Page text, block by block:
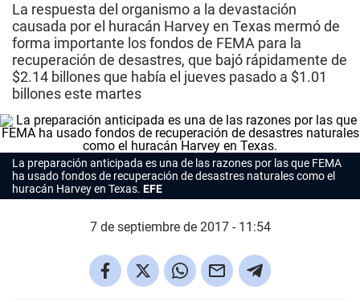
La respuesta del organismo a la devastación
causada por el huracán Harvey en Texas mermó de
forma importante los fondos de FEMA para la
recuperación de desastres, que bajó rápidamente de
$2.14 billones que había el jueves pasado a $1.01
billones este martes
La preparación anticipada es una de las razones por las que FEMA
ha usado fondos de recuperación de desastres naturales como el
huracán Harvey en Texas. EFE
7 de septiembre de 2017 - 11:54